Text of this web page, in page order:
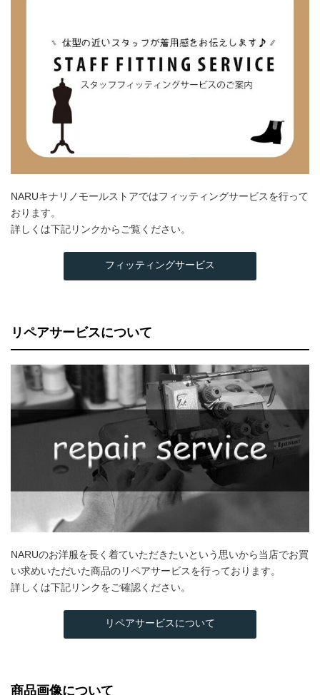
NARUキナリノモールストアではフィッティングサービスを行って
おります。
詳しくは下記リンクからご覧ください。
フィッティングサービス
リペアサービスについて
NARUのお洋服を長く着ていただきたいという思いから当店でお買
い求めいただいた商品のリペアサービスを行っております。
詳しくは下記リンクをご確認ください。
リペアサービスについて
商品画像について